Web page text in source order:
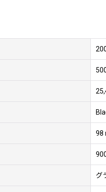
98
グ